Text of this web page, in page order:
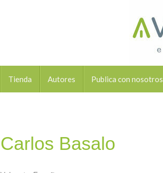
Tienda Autores Publica con nosotros
Carlos Basalo